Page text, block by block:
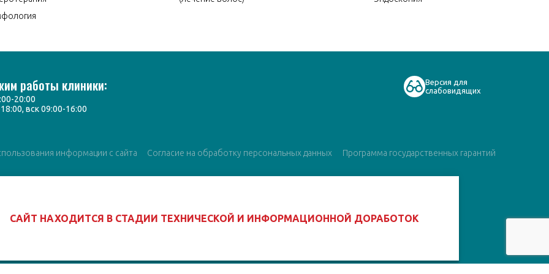
работы клиники:
20:00
вск 09:00-16:00
Версия для
слабовидящих
информации с сайта Согласие на обработку персональных данных Программа государственных гарантий
САЙТ НАХОДИТСЯ В СТАДИИ ТЕХНИЧЕСКОЙ И ИНФОРМАЦИОННОЙ ДОРАБОТОК